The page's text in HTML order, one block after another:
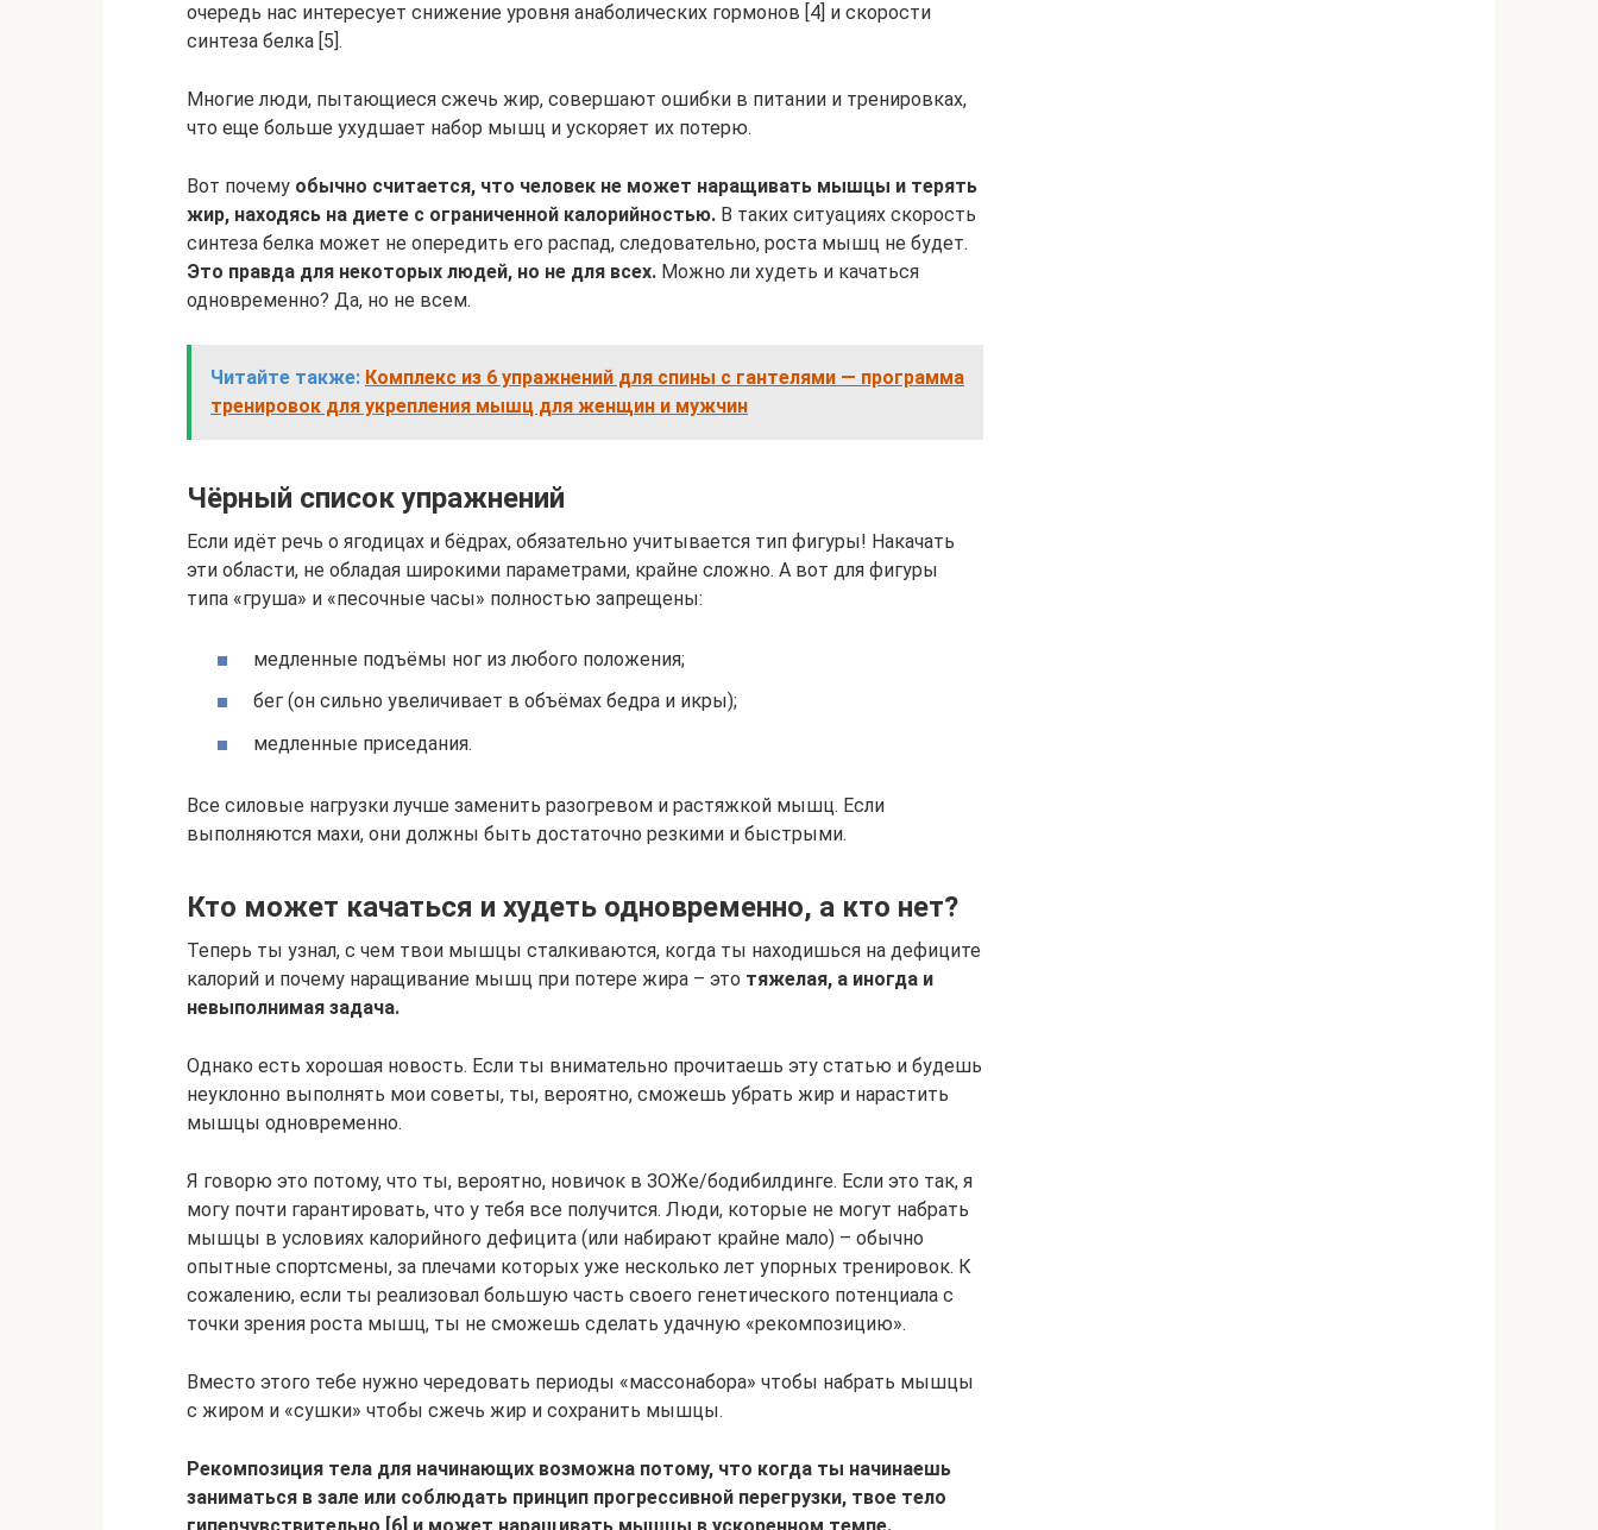
очередь нас интересует снижение уровня анаболических гормонов [4] и скорости
синтеза белка [5].
Многие люди, пытающиеся сжечь жир, совершают ошибки в питании и тренировках,
что еще больше ухудшает набор мышц и ускоряет их потерю.
Вот почему обычно считается, что человек не может наращивать мышцы и терять
жир, находясь на диете с ограниченной калорийностью. В таких ситуациях скорость
синтеза белка может не опередить его распад, следовательно, роста мышц не будет.
Это правда для некоторых людей, но не для всех. Можно ли худеть и качаться
одновременно? Да, но не всем.
Читайте также: Комплекс из 6 упражнений для спины с гантелями — программа
тренировок для укрепления мышц для женщин и мужчин
Чёрный список упражнений
Если идёт речь о ягодицах и бёдрах, обязательно учитывается тип фигуры! Накачать
эти области, не обладая широкими параметрами, крайне сложно. А вот для фигуры
типа «груша» и «песочные часы» полностью запрещены:
медленные подъёмы ног из любого положения;
бег (он сильно увеличивает в объёмах бедра и икры);
медленные приседания.
Все силовые нагрузки лучше заменить разогревом и растяжкой мышц. Если
выполняются махи, они должны быть достаточно резкими и быстрыми.
Кто может качаться и худеть одновременно, а кто нет?
Теперь ты узнал, с чем твои мышцы сталкиваются, когда ты находишься на дефиците
калорий и почему наращивание мышц при потере жира – это тяжелая, а иногда и
невыполнимая задача.
Однако есть хорошая новость. Если ты внимательно прочитаешь эту статью и будешь
неуклонно выполнять мои советы, ты, вероятно, сможешь убрать жир и нарастить
мышцы одновременно.
Я говорю это потому, что ты, вероятно, новичок в ЗОЖе/бодибилдинге. Если это так, я
могу почти гарантировать, что у тебя все получится. Люди, которые не могут набрать
мышцы в условиях калорийного дефицита (или набирают крайне мало) – обычно
опытные спортсмены, за плечами которых уже несколько лет упорных тренировок. К
сожалению, если ты реализовал большую часть своего генетического потенциала с
точки зрения роста мышц, ты не сможешь сделать удачную «рекомпозицию».
Вместо этого тебе нужно чередовать периоды «массонабора» чтобы набрать мышцы
с жиром и «сушки» чтобы сжечь жир и сохранить мышцы.
Рекомпозиция тела для начинающих возможна потому, что когда ты начинаешь
заниматься в зале или соблюдать принцип прогрессивной перегрузки, твое тело